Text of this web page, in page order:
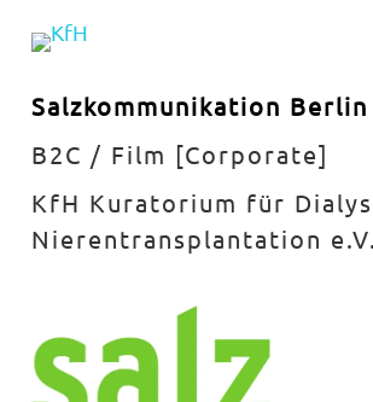
Salzkommunikation Berlin
B2C / Film [Corporate]
KfH Kuratorium für
Nierentransplantation e.V.